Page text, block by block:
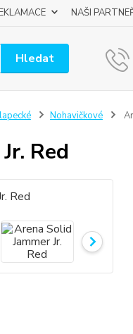
NAŠI
Hledat
Nohavičkové
Red